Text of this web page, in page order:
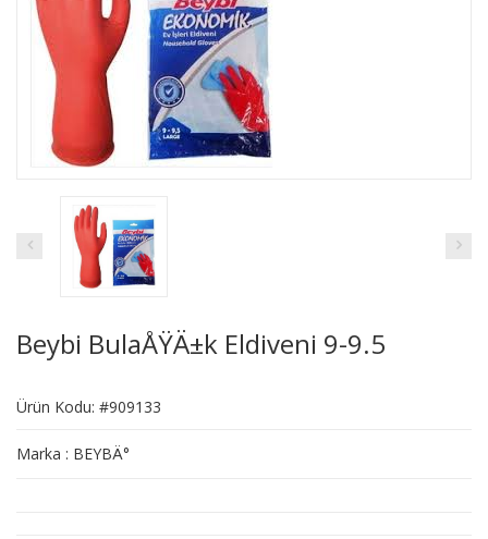
Beybi BulaÅŸÄ±k Eldiveni 9-9.5
Ürün Kodu: #909133
Marka : BEYBÄ°